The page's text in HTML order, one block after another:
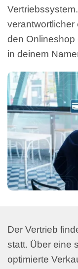
verantwortlicher
den Onlineshop
in deinem
Der Vertrieb
statt. Über eine
optimierte